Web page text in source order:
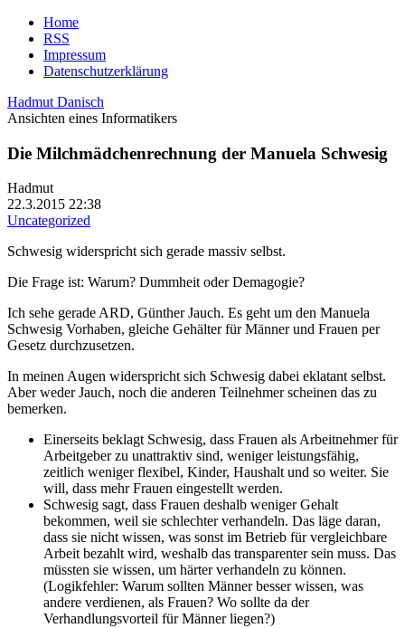
Home
RSS
Impressum
Datenschutzerklärung
Hadmut Danisch
Ansichten eines Informatikers
Die Milchmädchenrechnung der Manuela Schwesig
Hadmut
22.3.2015 22:38
Uncategorized
Schwesig widerspricht sich gerade massiv selbst.
Die Frage ist: Warum? Dummheit oder Demagogie?
Ich sehe gerade ARD, Günther Jauch. Es geht um den Manuela
Schwesig Vorhaben, gleiche Gehälter für Männer und Frauen per
Gesetz durchzusetzen.
In meinen Augen widerspricht sich Schwesig dabei eklatant selbst.
Aber weder Jauch, noch die anderen Teilnehmer scheinen das zu
bemerken.
Einerseits beklagt Schwesig, dass Frauen als Arbeitnehmer für
Arbeitgeber zu unattraktiv sind, weniger leistungsfähig,
zeitlich weniger flexibel, Kinder, Haushalt und so weiter. Sie
will, dass mehr Frauen eingestellt werden.
Schwesig sagt, dass Frauen deshalb weniger Gehalt
bekommen, weil sie schlechter verhandeln. Das läge daran,
dass sie nicht wissen, was sonst im Betrieb für vergleichbare
Arbeit bezahlt wird, weshalb das transparenter sein muss. Das
müssten sie wissen, um härter verhandeln zu können.
(Logikfehler: Warum sollten Männer besser wissen, was
andere verdienen, als Frauen? Wo sollte da der
Verhandlungsvorteil für Männer liegen?)